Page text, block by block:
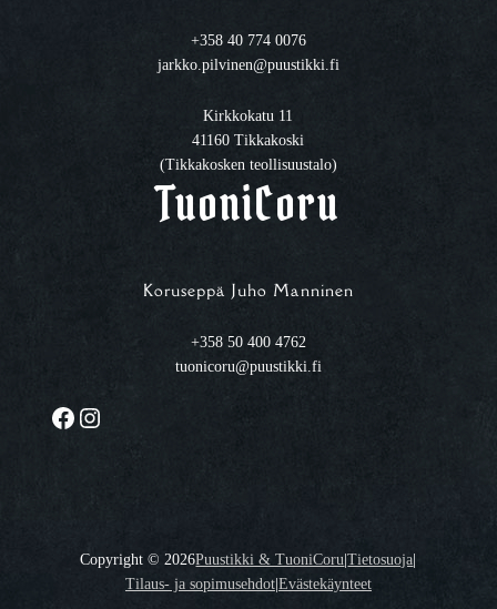
+358 40 774 0076
jarkko.pilvinen@puustikki.fi
Kirkkokatu 11
41160 Tikkakoski
(Tikkakosken teollisuustalo)
TuoniCoru
Koruseppä Juho Manninen
+358 50 400 4762
tuonicoru@puustikki.fi
Facebook Instagram
Copyright © 2026Puustikki & TuoniCoru|Tietosuoja|
Tilaus- ja sopimusehdot|Evästekäynteet